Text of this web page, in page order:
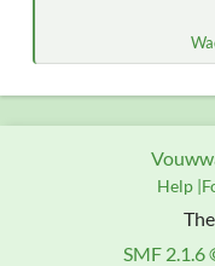
SMF 2.1.6
Help